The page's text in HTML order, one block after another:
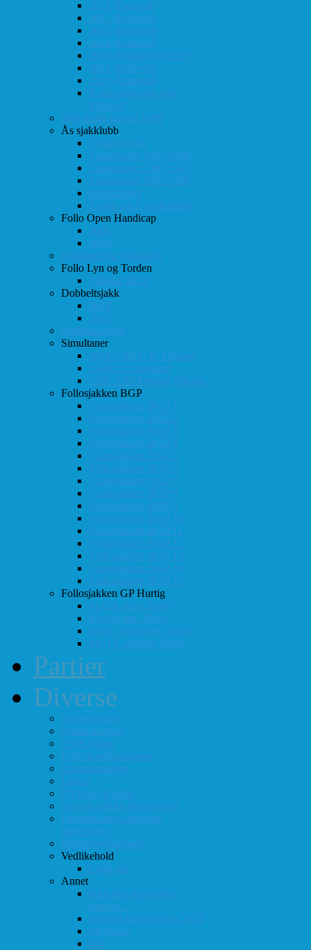
2011 (Eidsvoll)
2012 (Eidsvoll)
2013 (Eidsvoll)
2014 (Eidsvoll)
2014 (Rokaden/NSSF)
2015 (Eidsvoll)
2016 (Eidsvoll)
Kamp-statistikk mot
Eidsvoll
NM-finale for lag 1998
Ås sjakklubb
Totaloversikt
Turneringer 1981-1986
Turneringer 1987-1991
Turneringer 1992-1996
Klubbaviser
Partier fra Ås sjakklubb
Follo Open Handicap
2001
1999
Klubbavisen Sjakkalen
Follo Lyn og Torden
Februar 2013
Dobbeltsjakk
2014
2015
Østlandsserien
Simultaner
2016: GM T. R. Hansen
1999: Leif Øgaard
1996: GM Predrag Nikolic
Follosjakken BGP
Follosjakken BGP 1
Follosjakken BGP 2
Follosjakken BGP 3
Follosjakken BGP 4
Follosjakken BGP 5
Follosjakken BGP 6
Follosjakken BGP 7
Follosjakken BGP 8
Follosjakken BGP 9
Follosjakken BGP 10
Follosjakken BGP 11
Follosjakken BGP 12
Follosjakken BGP 13
Follosjakken BGP 14
Follosjakken BGP 15
Follosjakken GP Hurtig
#1 (24. mars 2018)
#2 (19. mai 2018)
#3 (8. september 2018)
#4 (13. oktober 2018)
Partier
Diverse
Støtteordning
Sjakkrating.no
FIDE-rating
Follo-kombinasjoner
Grasrotandelen
Linker
DVD-er til utlån
Virtuell sjakklubb (lichess)
Førsteplasser i eksterne
turneringer
Hedersbevisninger
Vedlikehold
Logg inn
Annet
Ikke helt som andre
muséer...
Intervju klubbmester 2013
Skjemaer
test